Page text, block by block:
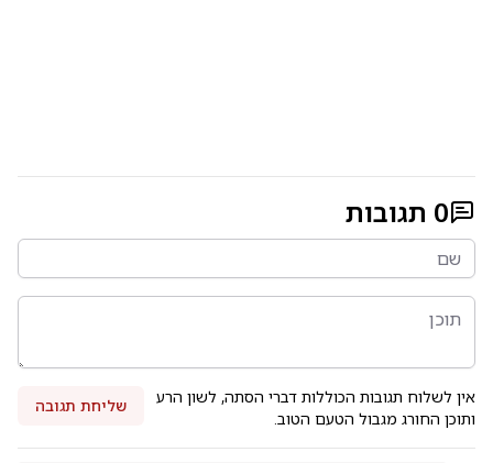
0 תגובות
אין לשלוח תגובות הכוללות דברי הסתה, לשון הרע
ותוכן החורג מגבול הטעם הטוב.
שליחת תגובה